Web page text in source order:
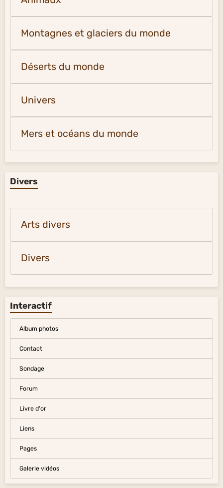
Montagnes et glaciers du monde
Déserts du monde
Univers
Mers et océans du monde
Divers
Arts divers
Divers
Interactif
Album photos
Contact
Sondage
Forum
Livre d'or
Liens
Pages
Galerie vidéos